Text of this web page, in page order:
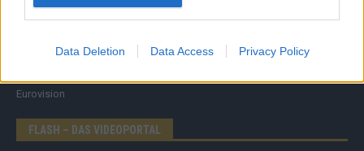
Data Deletion Data Access Privacy Policy
Eurovision
FLASH – DAS VIDEOPORTAL